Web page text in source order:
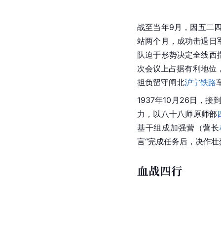
战至当年9月，因五二
站两个月 ，成功击退
队迫于形势决定全线西
次会议上占据有利地位
担负留守闸北沪宁铁路
1937年10月26日，接
力，以八十八师原师部
基干组成加强营（营长
言“完成任务后，决作
血战四行